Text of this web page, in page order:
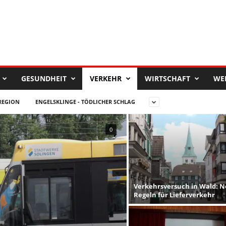
GESUNDHEIT VERKEHR WIRTSCHAFT
ENGELSKLINGE - TÖDLICHER SCHLAG
0
Verkehrsversuch in Wald:
Regeln für Lieferverkehr